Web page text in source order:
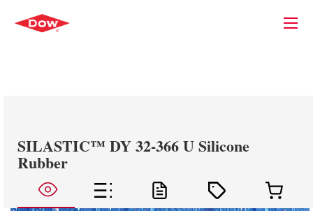
SILASTIC™ DY 32-366 U Silicone
Rubber